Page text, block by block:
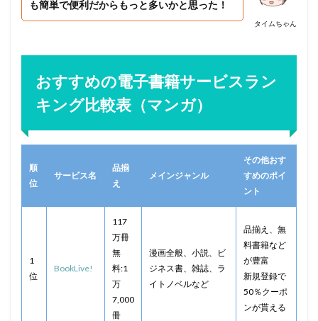
タイムちゃん
も簡単で便利だからもっと多いかと思った！
おすすめの電子書籍サービスラン
キング比較表（マンガ）
順
位
サービス名
品揃
え
メインジャンル
その他おす
すめのポイ
ント
1
位
BookLive!
117
万冊
無
料:1
万
7,000
冊
漫画全般、小説、ビ
ジネス書、雑誌、ラ
イトノベルなど
品揃え、無
料書籍など
が豊富
新規登録で
50％クーポ
ンが貰える